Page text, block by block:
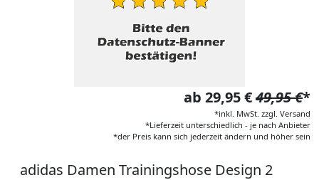
ab 29,95 €49,95 €*
*inkl. MwSt. zzgl. Versand
*Lieferzeit unterschiedlich - je nach Anbieter
*der Preis kann sich jederzeit ändern und höher sein
adidas Damen Trainingshose Design 2